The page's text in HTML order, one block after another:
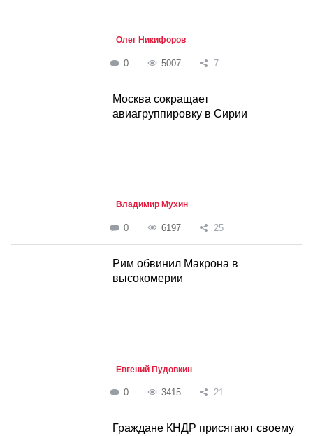
Олег Никифоров
0 5007 7
Москва сокращает
авиагруппировку в Сирии
Владимир Мухин
0 6197 25
Рим обвинил Макрона в
высокомерии
Евгений Пудовкин
0 3415 21
Граждане КНДР присягают своему